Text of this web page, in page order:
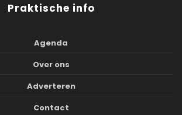
Praktische info
Agenda
Over ons
Adverteren
Contact